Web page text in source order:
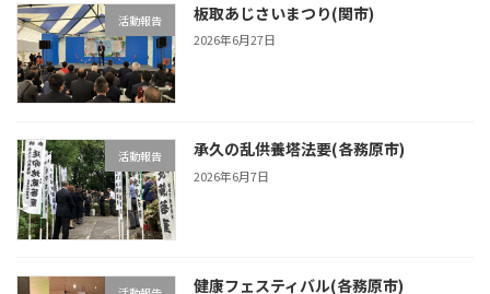
活動報告 板取あじさいまつり(関市)
2026年6月27日
活動報告 承久の乱供養塔法要(各務原市)
2026年6月7日
健康フェスティバル(各務原市)